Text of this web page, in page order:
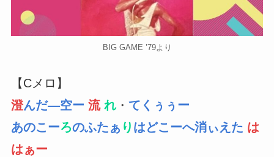
BIG GAME ’79より
【Cメロ】
澄んだ―空ー 流 れ・ てくぅぅー
あのこーろのふたぁ り はどこーへ消ぃえた は
はぁー